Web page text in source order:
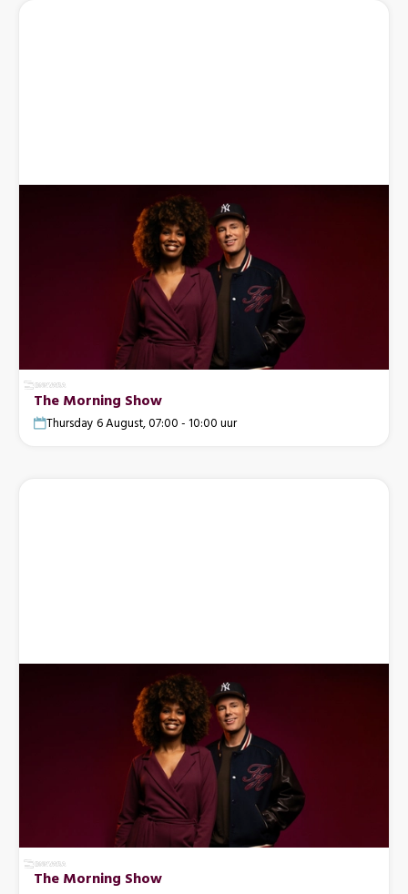
The Morning Show
Thursday 6 August, 07:00 - 10:00 uur
The Morning Show